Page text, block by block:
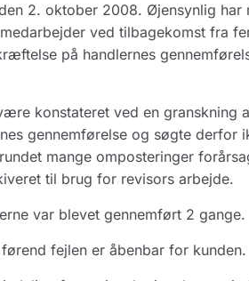
2. oktober 2008. Øjensynlig har
ved tilbagekomst fra
på handlernes
konstateret ved en granskning
gennemførelse og søgte derfor
mange omposteringer
til brug for revisors arbejde.
var blevet gennemført 2 gange.
fejlen er åbenbar for kunden.